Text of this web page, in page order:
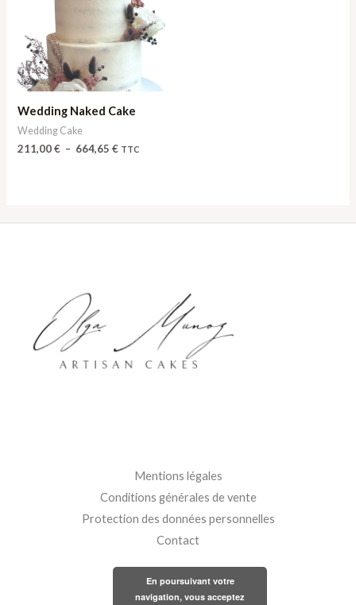
Wedding Naked Cake
Wedding Cake
211,00€ – 664,65€
prix :
211,00 €
à
TTC
Mentions légales
Conditions générales de vente
Protection des données personnelles
Contact
En poursuivant votre
navigation, vous acceptez